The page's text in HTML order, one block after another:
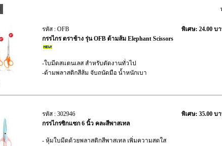
รหัส : OFB
กรรไกร ตราช้าง รุ่น OFB ด้ามส้ม Elephant Scissors
-ใบมีดสแตนเลส สำหรับตัดงานทั่วไป
-ด้ามพลาสติกสีส้ม จับถนัดมือ น้ำหนักเบา
พิเศษ: 24.00 บ
รหัส : 302946
กรรไกรซิกแซก 6 นิ้ว คละสีพาสเทล
- หุ้มใบมีดด้วยพลาสติกสีพาสเทล เพิ่มความสดใส
พิเศษ: 35.00 บ